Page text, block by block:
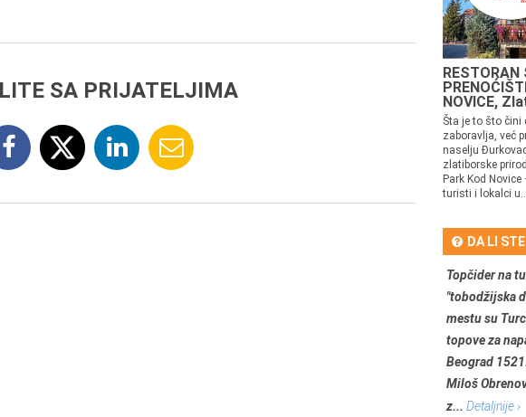
SA PRIJATELJIMA
RESTORAN
NOVICE,
Šta je to što čini
zaboravlja, već
naselju
zlatiborske
Park Kod
turisti i lokalci
DA LI
Topčider na
"tobodžijska
mestu su
topove za
Beograd
Miloš
z... Detaljnije ›